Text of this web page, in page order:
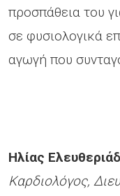
προσπάθεια του
σε φυσιολογικά
αγωγή που
Ηλίας
Καρδιολόγος,